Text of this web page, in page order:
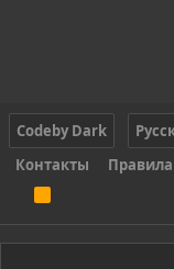
Codeby Dark
Контакты
Правила
S